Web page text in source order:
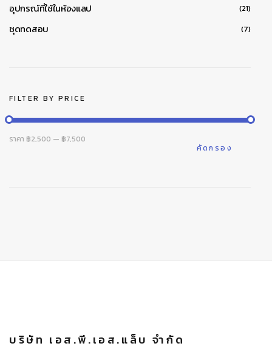
อุปกรณ์ที่ใช้ในห้องแลป (21)
ชุดทดสอบ (7)
FILTER BY PRICE
ราคา
ราคา
คัดกรอง
ราคา ฿2,500 — ฿7,500
บริษัท เอส.พี.เอส.แล็บ จำกัด